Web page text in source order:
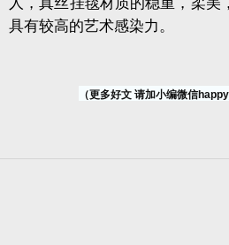
具有较高的艺术感染力。
（更多好文 请加小编微信